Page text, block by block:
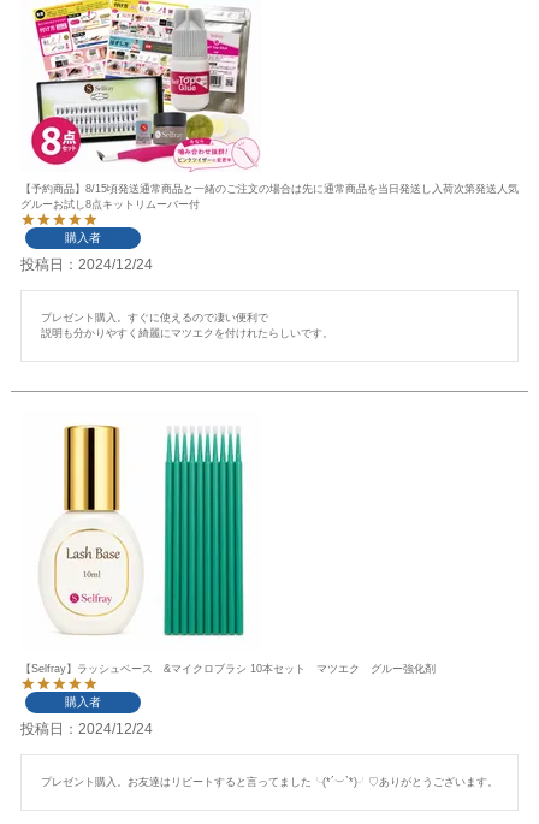
【予約商品】8/15頃発送通常商品と一緒のご注文の場合は先に通常商品を当日発送し入荷次第発送人気
グルーお試し8点キットリムーバー付
購入者
投稿日 2024/12/24
プレゼント購入。すぐに使えるので凄い便利で
【Selfray】ラッシュベース &マイクロブラシ 10本セット マツエク グルー強化剤
購入者
投稿日 2024/12/24
プレゼント購入。お友達はリピートすると言ってました╰(*´︶`*)╯♡ありがとうございます。